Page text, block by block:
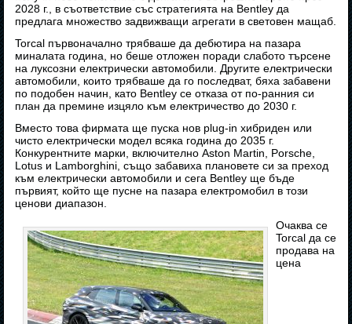
2028 г., в съответствие със стратегията на Bentley да
предлага множество задвижващи агрегати в световен мащаб.
Torcal първоначално трябваше да дебютира на пазара
миналата година, но беше отложен поради слабото търсене
на луксозни електрически автомобили. Другите електрически
автомобили, които трябваше да го последват, бяха забавени
по подобен начин, като Bentley се отказа от по-ранния си
план да премине изцяло към електричество до 2030 г.
Вместо това фирмата ще пуска нов plug-in хибриден или
чисто електрически модел всяка година до 2035 г.
Конкурентните марки, включително Aston Martin, Porsche,
Lotus и Lamborghini, също забавиха плановете си за преход
към електрически автомобили и сега Bentley ще бъде
първият, който ще пусне на пазара електромобил в този
ценови диапазон.
Очаква се
Torcal да се
продава на
цена